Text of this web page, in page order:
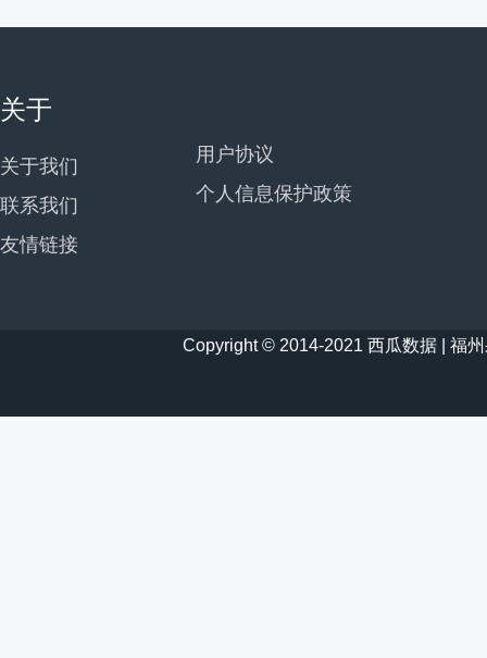
关于
关于我们
联系我们
友情链接
用户协议
个人信息保护政策
Copyright © 2014-2021 西瓜数据 | 福